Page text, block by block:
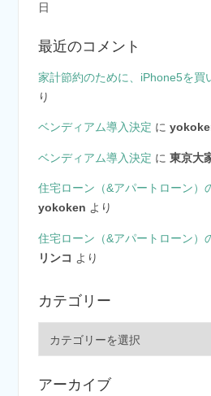
日
最近のコメント
家計節約のために、iPhone5を買
り
ベンディアム導入決定 に
ベンディアム導入決定 に 東京大
住宅ローン（&アパートローン）
yokoken より
住宅ローン（&アパートローン）
リンコ より
カテゴリー
リ
アーカイブ